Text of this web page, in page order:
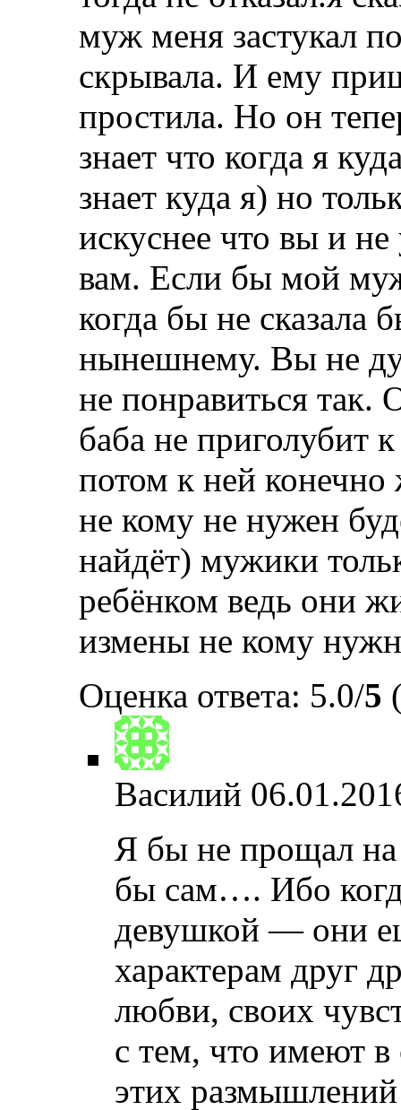
муж меня застукал
скрывала. И ему
простила. Но он
знает что когда я
знает куда я) но
искуснее что вы и не
вам. Если бы мой
когда бы не
нынешнему. Вы не
не понравиться так.
баба не приголубит
потом к ней
не кому не нужен
найдёт) мужики
ребёнком ведь они
измены не кому
Оценка ответа: 5.0/5
Василий
Я бы не прощал на
бы сам…. Ибо
девушкой — они
характерам друг
любви, своих
с тем, что имеют
этих